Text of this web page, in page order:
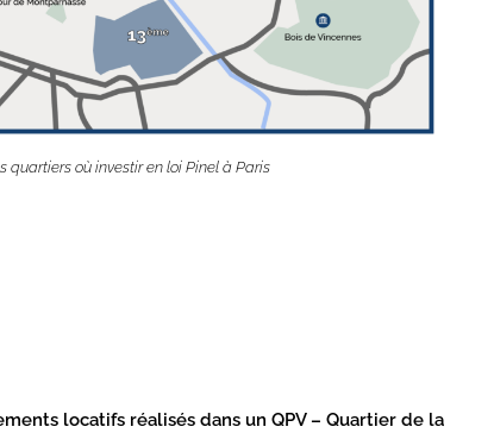
quartiers où investir en loi Pinel à Paris
locatifs réalisés dans un QPV – Quartier de la